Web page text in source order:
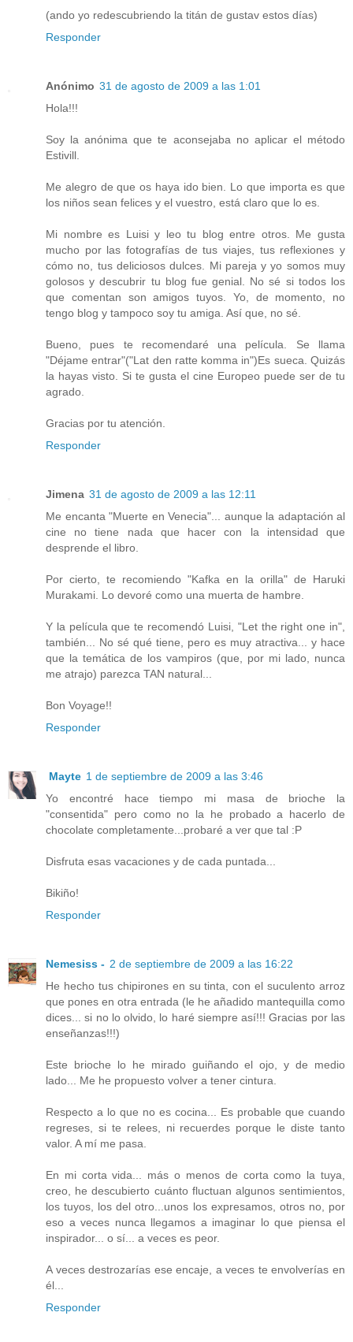
(ando yo redescubriendo la titán de gustav estos días)
Responder
Anónimo 31 de agosto de 2009 a las 1:01
Hola!!!
Soy la anónima que te aconsejaba no aplicar el método
Estivill.
Me alegro de que os haya ido bien. Lo que importa es que
los niños sean felices y el vuestro, está claro que lo es.
Mi nombre es Luisi y leo tu blog entre otros. Me gusta
mucho por las fotografías de tus viajes, tus reflexiones y
cómo no, tus deliciosos dulces. Mi pareja y yo somos muy
golosos y descubrir tu blog fue genial. No sé si todos los
que comentan son amigos tuyos. Yo, de momento, no
tengo blog y tampoco soy tu amiga. Así que, no sé.
Bueno, pues te recomendaré una película. Se llama
"Déjame entrar"("Lat den ratte komma in")Es sueca. Quizás
la hayas visto. Si te gusta el cine Europeo puede ser de tu
agrado.
Gracias por tu atención.
Responder
Jimena 31 de agosto de 2009 a las 12:11
Me encanta "Muerte en Venecia"... aunque la adaptación al
cine no tiene nada que hacer con la intensidad que
desprende el libro.
Por cierto, te recomiendo "Kafka en la orilla" de Haruki
Murakami. Lo devoré como una muerta de hambre.
Y la película que te recomendó Luisi, "Let the right one in",
también... No sé qué tiene, pero es muy atractiva... y hace
que la temática de los vampiros (que, por mi lado, nunca
me atrajo) parezca TAN natural...
Bon Voyage!!
Responder
Mayte 1 de septiembre de 2009 a las 3:46
Yo encontré hace tiempo mi masa de brioche la
"consentida" pero como no la he probado a hacerlo de
chocolate completamente...probaré a ver que tal :P
Disfruta esas vacaciones y de cada puntada...
Bikiño!
Responder
Nemesiss - 2 de septiembre de 2009 a las 16:22
He hecho tus chipirones en su tinta, con el suculento arroz
que pones en otra entrada (le he añadido mantequilla como
dices... si no lo olvido, lo haré siempre así!!! Gracias por las
enseñanzas!!!)
Este brioche lo he mirado guiñando el ojo, y de medio
lado... Me he propuesto volver a tener cintura.
Respecto a lo que no es cocina... Es probable que cuando
regreses, si te relees, ni recuerdes porque le diste tanto
valor. A mí me pasa.
En mi corta vida... más o menos de corta como la tuya,
creo, he descubierto cuánto fluctuan algunos sentimientos,
los tuyos, los del otro...unos los expresamos, otros no, por
eso a veces nunca llegamos a imaginar lo que piensa el
inspirador... o sí... a veces es peor.
A veces destrozarías ese encaje, a veces te envolverías en
él...
Responder